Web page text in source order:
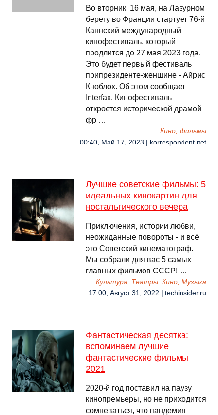
Во вторник, 16 мая, на Лазурном
берегу во Франции стартует 76-й
Каннский международный
кинофестиваль, который
продлится до 27 мая 2023 года.
Это будет первый фестиваль
припрезиденте-женщине - Айрис
Кноблох. Об этом сообщает
Interfax. Кинофестиваль
откроется исторической драмой
фр …
Кино, фильмы
00:40, Май 17, 2023 | korrespondent.net
Лучшие советские фильмы: 5
идеальных кинокартин для
ностальгического вечера
Приключения, истории любви,
неожиданные повороты - и всё
это Советский кинематограф.
Мы собрали для вас 5 самых
главных фильмов СССР! …
Культура, Театры, Кино, Музыка
17:00, Август 31, 2022 | techinsider.ru
Фантастическая десятка:
вспоминаем лучшие
фантастические фильмы
2021
2020-й год поставил на паузу
кинопремьеры, но не приходится
сомневаться, что пандемия